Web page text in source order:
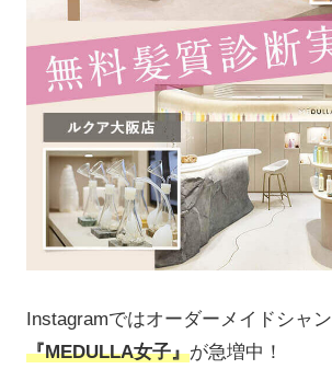
Instagramではオーダーメイドシャ
『MEDULLA女子』が急増中！